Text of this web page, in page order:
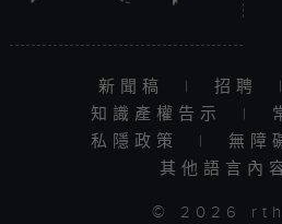
新聞稿 | 招聘 |
知識產權告示
|
私隱政策
| 無障
其他語言內
© 2026